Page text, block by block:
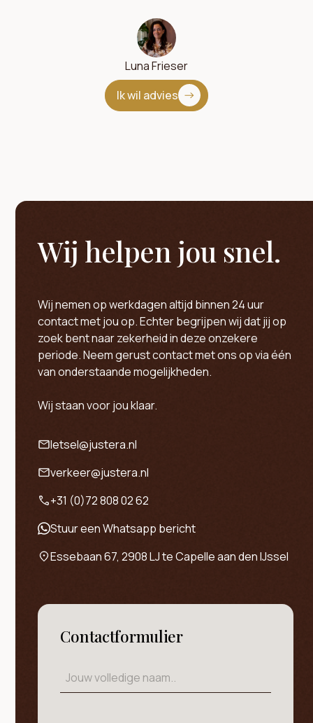
Luna Frieser
Ik wil advies
Wij helpen jou snel.
Wij nemen op werkdagen altijd binnen 24 uur
contact met jou op. Echter begrijpen wij dat jij op
zoek bent naar zekerheid in deze onzekere
periode. Neem gerust contact met ons op via één
van onderstaande mogelijkheden.
Wij staan voor jou klaar.
letsel@justera.nl
verkeer@justera.nl
+31 (0)72 808 02 62
Stuur een Whatsapp bericht
Essebaan 67, 2908 LJ te Capelle aan den IJssel
Contactformulier